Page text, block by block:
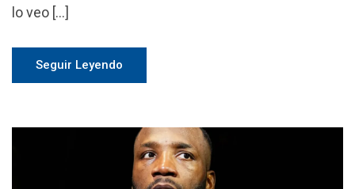
lo veo […]
Seguir Leyendo